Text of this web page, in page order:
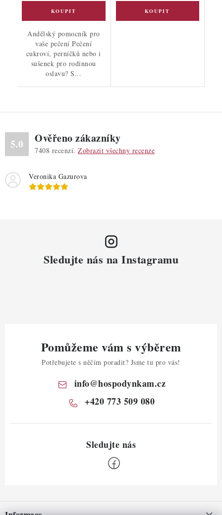
Andělský pomocník pro
vaše pečení Pečení
cukroví, perníčků nebo i
sušenek pro rodinnou
oslavu? S...
5.0 Ověřeno zákazníky
7408 recenzí. Zobrazit všechny recenze
Veronika Gazurova
Sledujte nás na Instagramu
Pomůžeme vám s výběrem
Potřebujete s něčím poradit? Jsme tu pro vás!
info@hospodynkam.cz
+420 773 509 080